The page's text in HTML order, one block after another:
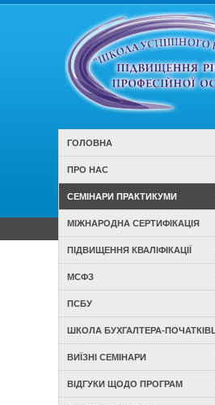
ГОЛОВНА
ПРО НАС
СЕМІНАРИ ПРАКТИКУМИ
МІЖНАРОДНА СЕРТИФІКАЦІЯ
ПІДВИЩЕННЯ КВАЛІФІКАЦІЇ
МСФЗ
ПСБУ
ШКОЛА БУХГАЛТЕРА-
ВИЇЗНІ СЕМІНАРИ
ВІДГУКИ ЩОДО ПРОГРАМ